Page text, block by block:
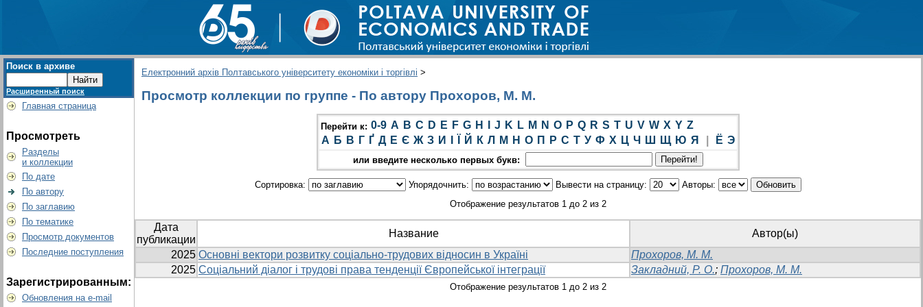
Поиск в архиве
Расширенный поиск
Главная страница
Просмотреть
Разделы
и коллекции
По дате
По автору
По заглавию
По тематике
Просмотр документов
Последние поступления
Зарегистрированным:
Обновления на e-mail
Електронний архів Полтавського університету економіки і торгівлі >
Просмотр коллекции по группе - По автору Прохоров, М. М.
Перейти к: 0-9 A B C D E F G H J K L M N O P Q R S T U V W X Y Z
А Б В Г Ґ Д Е Є Ж З И Й К Л М Н О П Р С Т У Ф Х Ц Ч Ш Щ Ю Я Ё Э
или введите несколько первых букв:
Сортировка: Упорядочнить: Вывести на страницу:
Авторы:
Отображение результатов 1 до 2 из 2
Дата
публикации
Название
Автор(ы)
2025 Основні вектори розвитку соціально-трудових відносин в Україні
Прохоров, М. М.
2025 Соціальний діалог і трудові права тенденції Європейської інтеграції Закладний, Р. О.; Прохоров, М. М.
Отображение результатов 1 до 2 из 2